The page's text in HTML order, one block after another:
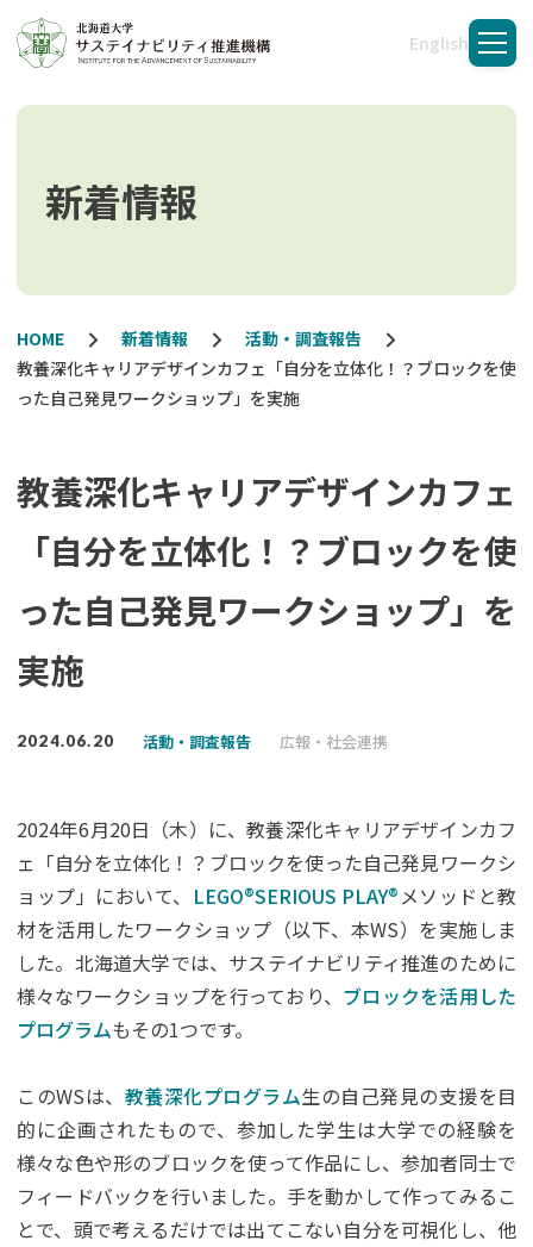
English
メニ
新着情報
HOME 新着情報
活動・調査報告
教養深化キャリアデザインカフェ「自分を立体化！？ブロックを使
った自己発見ワークショップ」を実施
教養深化キャリアデザインカフェ
「自分を立体化！？ブロックを使
った自己発見ワークショップ」を
実施
2024.06.20 活動・調査報告 広報・社会連携
2024年6月20日（木）に、教養深化キャリアデザインカフ
ェ「自分を立体化！？ブロックを使った自己発見ワークシ
ョップ」において、 LEGO®SERIOUS PLAY®メソッドと教
材を活用したワークショップ（以下、本WS）を実施しま
した。北海道大学では、サステイナビリティ推進のために
様々なワークショップを行っており、 ブロックを活用した
プログラムもその1つです。
このWSは、 教養深化プログラム生の自己発見の支援を目
的に企画されたもので、参加した学生は大学での経験を
様々な色や形のブロックを使って作品にし、参加者同士で
フィードバックを行いました。手を動かして作ってみるこ
とで、頭で考えるだけでは出てこない自分を可視化し、他